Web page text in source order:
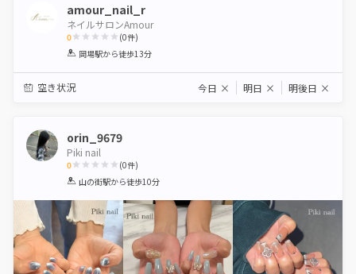
amour_nail_r
ネイルサロンAmour
0
1 2 3 4 5
(0件)
岡場駅から徒歩13分
空き状況 今日 × 明日 × 明後日 ×
orin_9679
Piki nail
0
1 2 3 4 5
(0件)
山の街駅から徒歩10分